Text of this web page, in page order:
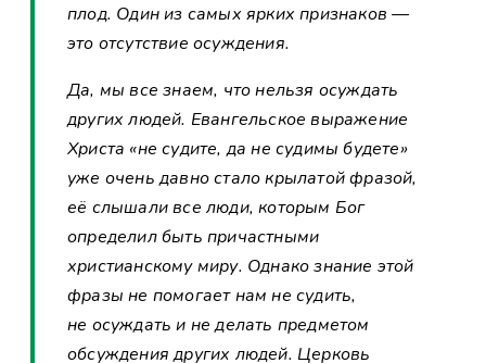
плод. Один из самых ярких признаков —
это отсутствие осуждения.
Да, мы все знаем, что нельзя осуждать
других людей. Евангельское выражение
Христа «не судите, да не судимы будете»
уже очень давно стало крылатой фразой,
её слышали все люди, которым Бог
определил быть причастными
христианскому миру. Однако знание этой
фразы не помогает нам не судить,
не осуждать и не делать предметом
обсуждения других людей. Церковь